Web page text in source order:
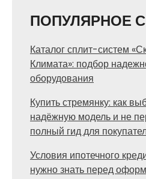
ПОПУЛЯРНОЕ
Каталог сплит-систем
Климата»: подбор
оборудования
Купить стремянку: как
надёжную модель и не
полный гид для
Условия ипотечного
нужно знать перед